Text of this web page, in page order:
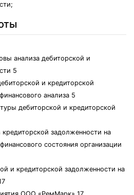
анализа дебиторской и
5
и кредиторской
анализа 5
дебиторской и кредиторской
задолженности на
состояния организации
и кредиторской задолженности на